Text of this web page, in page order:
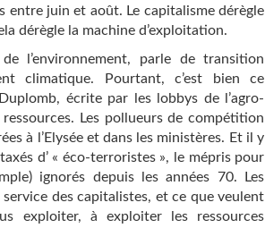
entre juin et août. Le capitalisme dérègle
dérègle la machine d’exploitation.
l’environnement, parle de transition
climatique. Pourtant, c’est bien ce
écrite par les lobbys de l’agro-
Les pollueurs de compétition
à l’Elysée et dans les ministères. Et il y
d’ « éco-terroristes », le mépris pour
ignorés depuis les années 70. Les
des capitalistes, et ce que veulent
exploiter, à exploiter les ressources